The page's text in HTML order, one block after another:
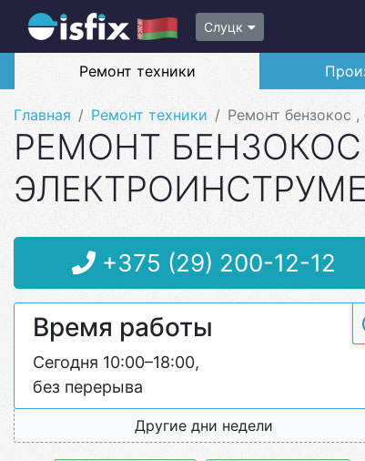
Слуцк
Ремонт техники
Главная Ремонт техники Ремонт бензокос
РЕМОНТ
+375 (29) 200-12-12
Время работы
Сегодня 10:00–18:00,
без перерыва
Другие дни недели